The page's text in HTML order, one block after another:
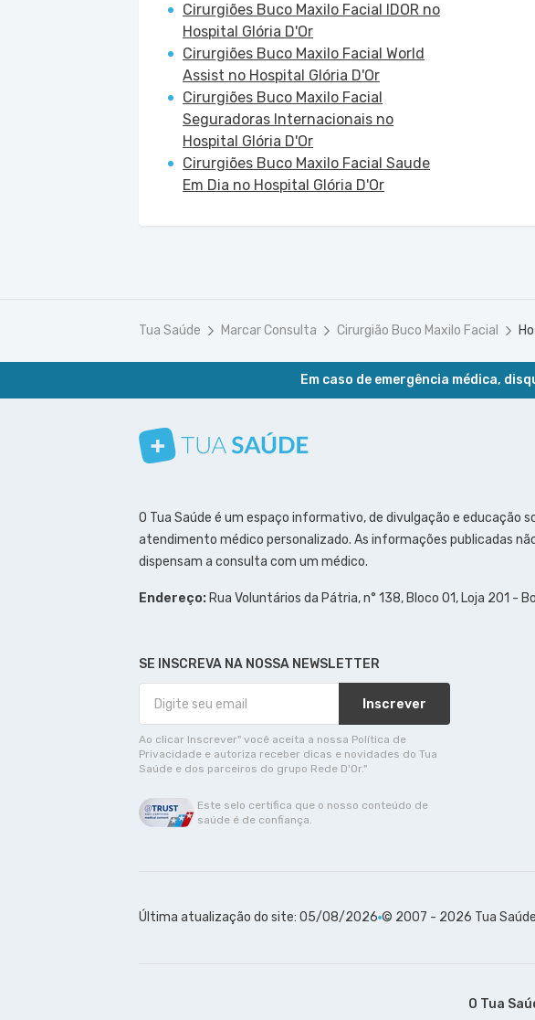
Cirurgiões Buco Maxilo Facial IDOR no
Hospital Glória D'Or
Cirurgiões Buco Maxilo Facial World
Assist no Hospital Glória D'Or
Cirurgiões Buco Maxilo Facial
Seguradoras Internacionais no
Hospital Glória D'Or
Cirurgiões Buco Maxilo Facial Saude
Em Dia no Hospital Glória D'Or
Tua Saúde Marcar Consulta Cirurgião Buco Maxilo Facial
Em caso de emergência médica,
Conheça nosso canal
Siga a gente no Instagram
Siga a gente no Facebook
Siga a gente no Pinterest
O Tua Saúde é um espaço informativo, de divulgação e
atendimento médico personalizado. As informações publicadas
dispensam a consulta com um médico.
Endereço: Rua Voluntários da Pátria, n° 138, Bloco 01, Loja 201
SE INSCREVA NA NOSSA NEWSLETTER
Inscrever
Ao clicar Inscrever" você aceita a nossa Política de
Privacidade e autoriza receber dicas e novidades do Tua
Saúde e dos parceiros do grupo Rede D'Or."
Este selo certifica que o nosso conteúdo de
saúde é de confiança.
Última atualização do site: 05/08/2026 © 2007 - 2026 Tua
O Tua